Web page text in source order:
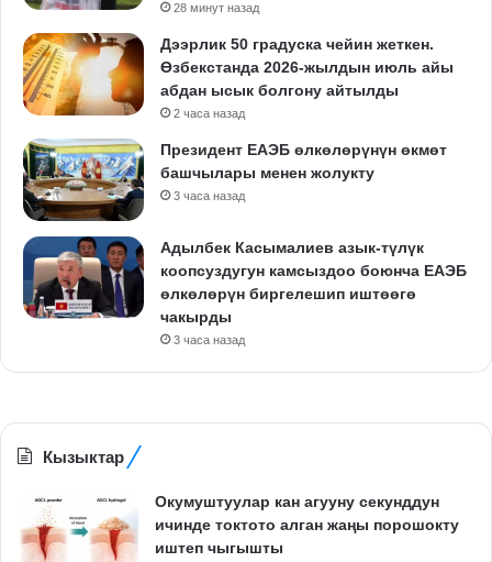
28 минут назад
Дээрлик 50 градуска чейин жеткен.
Өзбекстанда 2026-жылдын июль айы
абдан ысык болгону айтылды
2 часа назад
Президент ЕАЭБ өлкөлөрүнүн өкмөт
башчылары менен жолукту
3 часа назад
Адылбек Касымалиев азык-түлүк
коопсуздугун камсыздоо боюнча ЕАЭБ
өлкөлөрүн биргелешип иштөөгө
чакырды
3 часа назад
Кызыктар
Окумуштуулар кан агууну секунддун
ичинде токтото алган жаңы порошокту
иштеп чыгышты